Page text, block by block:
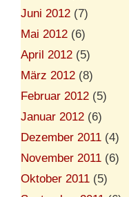
Juni 2012 (7)
Mai 2012 (6)
April 2012 (5)
März 2012 (8)
Februar 2012 (5)
Januar 2012 (6)
Dezember 2011 (4)
November 2011 (6)
Oktober 2011 (5)